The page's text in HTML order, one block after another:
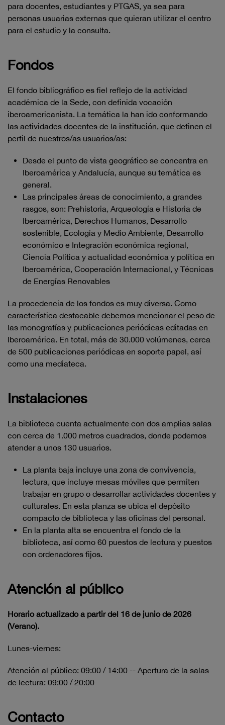
para docentes, estudiantes y PTGAS, ya sea para
personas usuarias externas que quieran utilizar el centro
para el estudio y la consulta.
Fondos
El fondo bibliográfico es fiel reflejo de la actividad
académica de la Sede, con definida vocación
iberoamericanista. La temática la han ido conformando
las actividades docentes de la institución, que definen el
perfil de nuestros/as usuarios/as:
Desde el punto de vista geográfico se concentra en
Iberoamérica y Andalucía, aunque su temática es
general.
Las principales áreas de conocimiento, a grandes
rasgos, son: Prehistoria, Arqueología e Historia de
Iberoamérica, Derechos Humanos, Desarrollo
sostenible, Ecología y Medio Ambiente, Desarrollo
económico e Integración económica regional,
Ciencia Política y actualidad económica y política en
Iberoamérica, Cooperación Internacional, y Técnicas
de Energías Renovables
La procedencia de los fondos es muy diversa. Como
característica destacable debemos mencionar el peso de
las monografías y publicaciones periódicas editadas en
Iberoamérica. En total, más de 30.000 volúmenes, cerca
de 500 publicaciones periódicas en soporte papel, así
como una mediateca.
Instalaciones
La biblioteca cuenta actualmente con dos amplias salas
con cerca de 1.000 metros cuadrados, donde podemos
atender a unos 130 usuarios.
La planta baja incluye una zona de convivencia,
lectura, que incluye mesas móviles que permiten
trabajar en grupo o desarrollar actividades docentes y
culturales. En esta planza se ubica el depósito
compacto de biblioteca y las oficinas del personal.
En la planta alta se encuentra el fondo de la
biblioteca, así como 60 puestos de lectura y puestos
con ordenadores fijos.
Atención al público
Horario actualizado a partir del 16 de junio de 2026
(Verano).
Lunes-viernes:
Atención al público: 09:00 / 14:00 -- Apertura de la salas
de lectura: 09:00 / 20:00
Contacto